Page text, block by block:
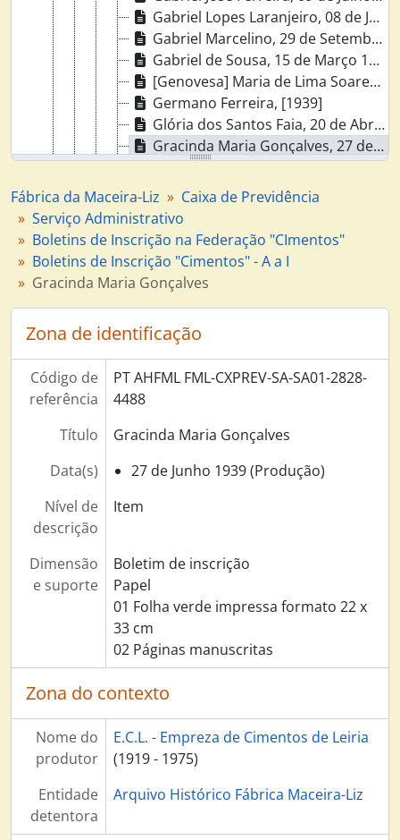
Gabriel Lopes Laranjeiro, 08 de Janeiro 1943
Gabriel Marcelino, 29 de Setembro 1947
Gabriel de Sousa, 15 de Março 1949
[Genovesa] Maria de Lima Soares, 15 de Dezembro 1947
Germano Ferreira, [1939]
Glória dos Santos Faia, 20 de Abril 1939
Gracinda Maria Gonçalves, 27 de Junho 1939
Guilherme Augusto Dias da Silva, 29 de Outubro 1945
Henrique André, [1939]
Boletins de Inscrição "Cimentos" - J a Z, 1939 - 1949
Correspondência, 1936 - Fevereiro 1982
Transferências de Caixas de Previdência, 1936 - 1974
Registos de Descontos, Janeiro 1953 - Dezembro 2002
Subsídios e Prestações Complementares, 1936 -
Diversos, 1970 - 1989
Direcção, 1953 - 2003
Contabilidade - Caixa da Previdência, 1999 - 2010
Fábrica da Maceira-Liz
Caixa de Previdência
Serviço Administrativo
Boletins de Inscrição na Federação "CImentos"
Boletins de Inscrição "Cimentos" - A a I
Gracinda Maria Gonçalves
Zona de identificação
Código de
referência
PT AHFML FML-CXPREV-SA-SA01-2828-
4488
Título
Gracinda Maria Gonçalves
Data(s)
27 de Junho 1939 (Produção)
Nível de
descrição
Item
Dimensão
e suporte
Boletim de inscrição
Papel
01 Folha verde impressa formato 22 x
33 cm
02 Páginas manuscritas
Zona do contexto
Nome do
produtor
E.C.L. - Empreza de Cimentos de Leiria
(1919 - 1975)
Entidade
detentora
Arquivo Histórico Fábrica Maceira-Liz